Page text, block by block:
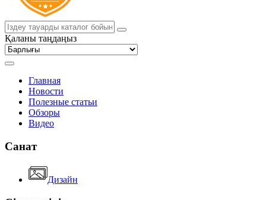
Қаланы таңдаңыз
Главная
Новости
Полезные статьи
Обзоры
Видео
Санат
Дизайн